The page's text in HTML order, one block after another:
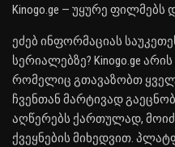
Kinogo.ge — უყურე
ეძებ ინფორმაციას
სერიალებზე? Kinogo.ge
რომელიც გთავაზობთ
ჩვენთან მარტივად
აღწერებს ქართულად,
ქვეყნების მიხედვით.